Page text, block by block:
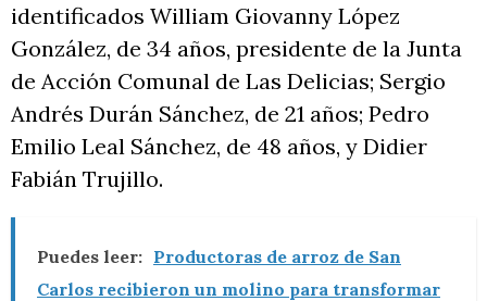
identificados William Giovanny López
González, de 34 años, presidente de la Junta
de Acción Comunal de Las Delicias; Sergio
Andrés Durán Sánchez, de 21 años; Pedro
Emilio Leal Sánchez, de 48 años, y Didier
Fabián Trujillo.
Puedes leer: Productoras de arroz de San
Carlos recibieron un molino para transformar